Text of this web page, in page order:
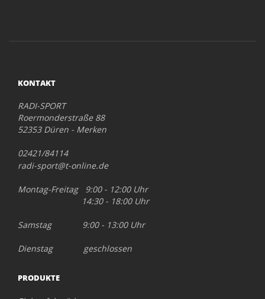
KONTAKT
RADI-SPORT
Roermonderstraße 88
52353 Düren - Merken
02421/84114
radi-sport@t-online.de
Montag-Freitag 9:00 - 12:00 Uhr
14:30 - 18:00 Uhr
Samstag 9:00 - 13:00 Uhr
Dienstag geschlossen
PRODUKTE